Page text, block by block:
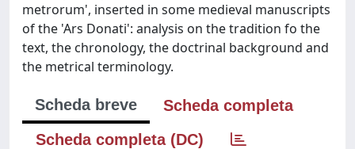
metrorum', inserted in some medieval manuscripts
of the 'Ars Donati': analysis on the tradition fo the
text, the chronology, the doctrinal background and
the metrical terminology.
Scheda breve
Scheda completa
Scheda completa (DC)